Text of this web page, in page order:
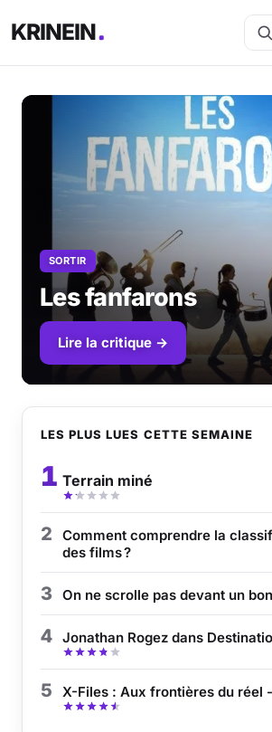
KRINEIN
Séries
BD
Livres
Jeux vidéo
Musique
Sortir
Sciences & Tech
Forum
SORTIR
Les fanfarons
Lire la critique →
LES PLUS LUES CETTE SEMAINE
1 Terrain miné
2
Comment comprendre la
des films ?
3 On ne scrolle pas devant un
4 Jonathan Rogez dans
5 X-Files : Aux frontières du réel